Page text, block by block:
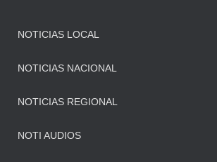
NOTICIAS LOCAL
NOTICIAS NACIONAL
NOTICIAS REGIONAL
NOTI AUDIOS